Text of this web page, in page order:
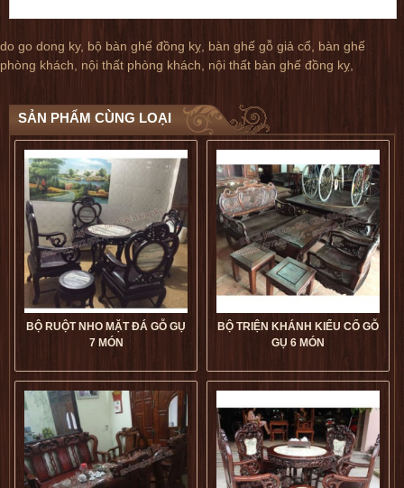
do go dong ky, bộ bàn ghế đồng kỵ bàn ghế gỗ giả cổ bàn ghế
phòng khách
nội thất phòng khách nội thất bàn ghế đồng kỵ
SẢN PHẨM CÙNG LOẠI
BỘ RUỘT NHO MẶT ĐÁ GỖ GỤ
7 MÓN
Bộ Ruột Nho Mặt Đá Gỗ Gụ 7
Món giá tốt
dogophugia
5 5
BỘ TRIỆN KHÁNH KIỂU CỔ GỖ
GỤ 6 MÓN
Bộ Triện Khánh Kiểu Cổ Gỗ
Gụ 6 Món giá tốt dogophugia
5